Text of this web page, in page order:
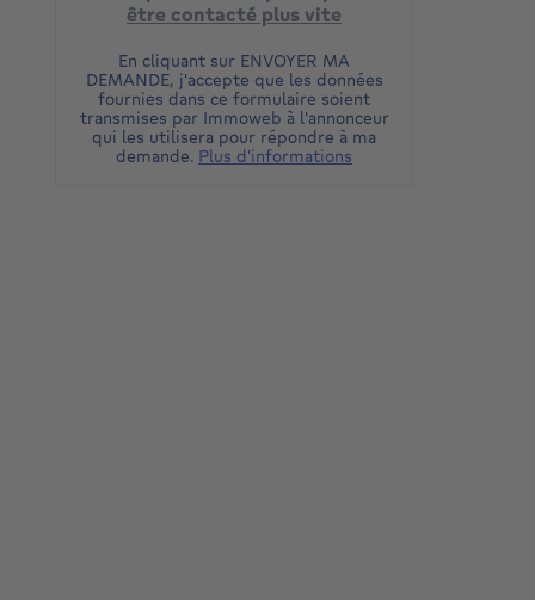
être contacté plus vite
En cliquant sur ENVOYER MA
DEMANDE, j'accepte que les données
fournies dans ce formulaire soient
transmises par Immoweb à l'annonceur
qui les utilisera pour répondre à ma
demande. Plus d'informations